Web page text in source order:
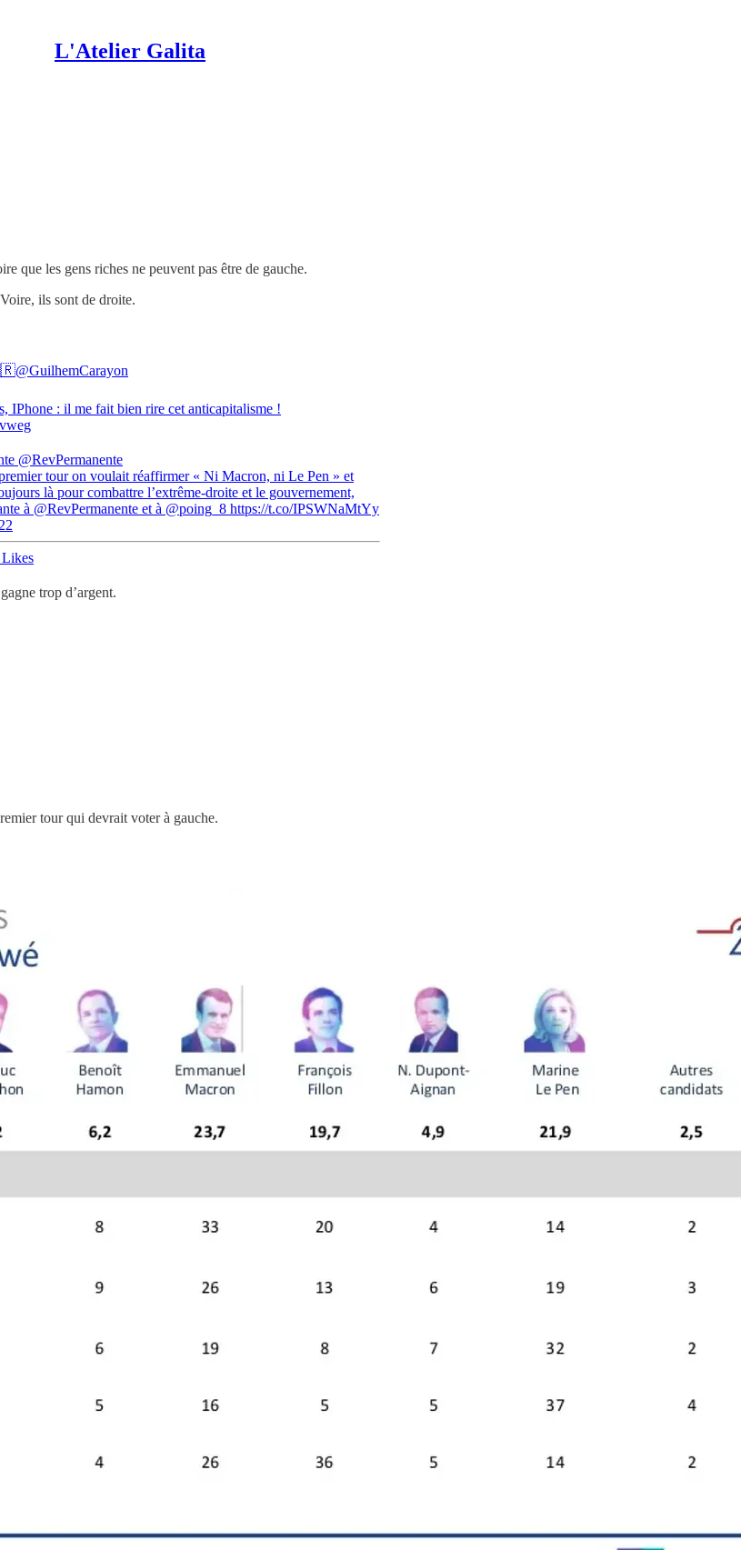
L'Atelier Galita
que les gens riches ne peuvent pas être de gauche.
Voire, ils sont de droite.
@GuilhemCarayon
IPhone : il me fait bien rire cet anticapitalisme !
@RevPermanente
tour on voulait réaffirmer « Ni Macron, ni Le Pen » et
là pour combattre l’extrême-droite et le gouvernement,
à @RevPermanente et à @poing_8 https://t.co/IPSWNaMtYy
trop d’argent.
tour qui devrait voter à gauche.